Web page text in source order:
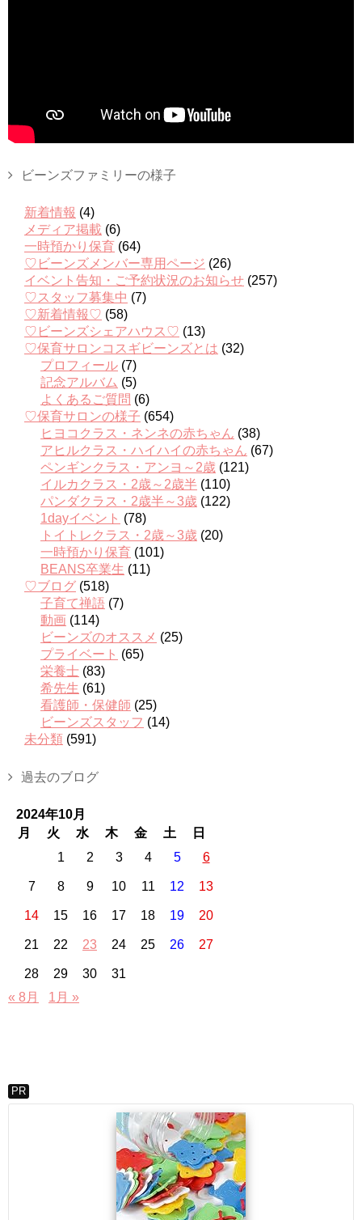
ビーンズファミリーの様子
新着情報 (4)
メディア掲載 (6)
一時預かり保育 (64)
♡ビーンズメンバー専用ページ (26)
イベント告知・ご予約状況のお知らせ (257)
♡スタッフ募集中 (7)
♡新着情報♡ (58)
♡ビーンズシェアハウス♡ (13)
♡保育サロンコスギビーンズとは (32)
プロフィール (7)
記念アルバム (5)
よくあるご質問 (6)
♡保育サロンの様子 (654)
ヒヨコクラス・ネンネの赤ちゃん (38)
アヒルクラス・ハイハイの赤ちゃん (67)
ペンギンクラス・アンヨ～2歳 (121)
イルカクラス・2歳～2歳半 (110)
パンダクラス・2歳半～3歳 (122)
1dayイベント (78)
トイトレクラス・2歳～3歳 (20)
一時預かり保育 (101)
BEANS卒業生 (11)
♡ブログ (518)
子育て禅語 (7)
動画 (114)
ビーンズのオススメ (25)
プライベート (65)
栄養士 (83)
希先生 (61)
看護師・保健師 (25)
ビーンズスタッフ (14)
未分類 (591)
過去のブログ
2024年10月
月
火 水 木 金 土
日
1
2 3 4 5 6
7 8 9 10 11 12 13
14 15 16 17 18 19 20
21 22 23 24 25 26 27
28 29 30
31
« 8月
1月 »
PR